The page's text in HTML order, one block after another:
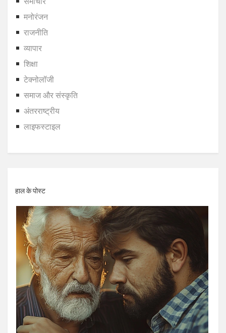
मनोरंजन
राजनीति
व्यापार
शिक्षा
टेक्नोलॉजी
समाज और संस्कृति
अंतरराष्ट्रीय
लाइफस्टाइल
हाल के पोस्ट